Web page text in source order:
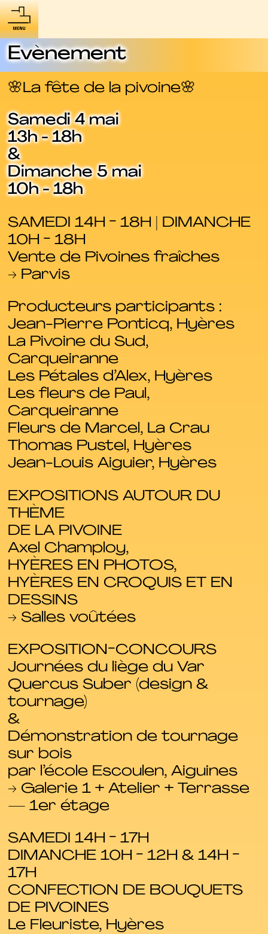
Evènement
🌸La fête de la pivoine🌸
Samedi 4 mai
13h - 18h
&
Dimanche 5 mai
10h - 18h
SAMEDI 14H - 18H | DIMANCHE
10H - 18H
Vente de Pivoines fraîches
→ Parvis
Producteurs participants :
Jean-Pierre Ponticq, Hyères
La Pivoine du Sud,
Carqueiranne
Les Pétales d’Alex, Hyères
Les fleurs de Paul,
Carqueiranne
Fleurs de Marcel, La Crau
Thomas Pustel, Hyères
Jean-Louis Aiguier, Hyères
EXPOSITIONS AUTOUR DU
THÈME
DE LA PIVOINE
Axel Champloy,
HYÈRES EN PHOTOS,
HYÈRES EN CROQUIS ET EN
DESSINS
→ Salles voûtées
EXPOSITION-CONCOURS
Journées du liège du Var
Quercus Suber (design &
tournage)
&
Démonstration de tournage
sur bois
par l’école Escoulen, Aiguines
→ Galerie 1 + Atelier + Terrasse
— 1er étage
SAMEDI 14H - 17H
DIMANCHE 10H - 12H & 14H -
17H
CONFECTION DE BOUQUETS
DE PIVOINES
Le Fleuriste, Hyères